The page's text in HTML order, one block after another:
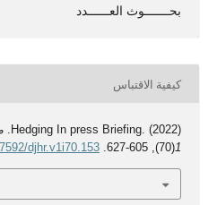
بحـــــــوث العــــــدد
كيفية الاقتباس
Hedging In press Briefing. (2022).
1
(70), 605-627.
djhr.v1i70.153